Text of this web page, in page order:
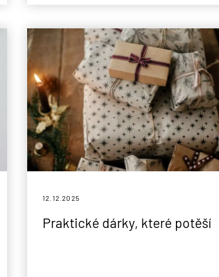
12.12.2025
Praktické dárky, které potěší